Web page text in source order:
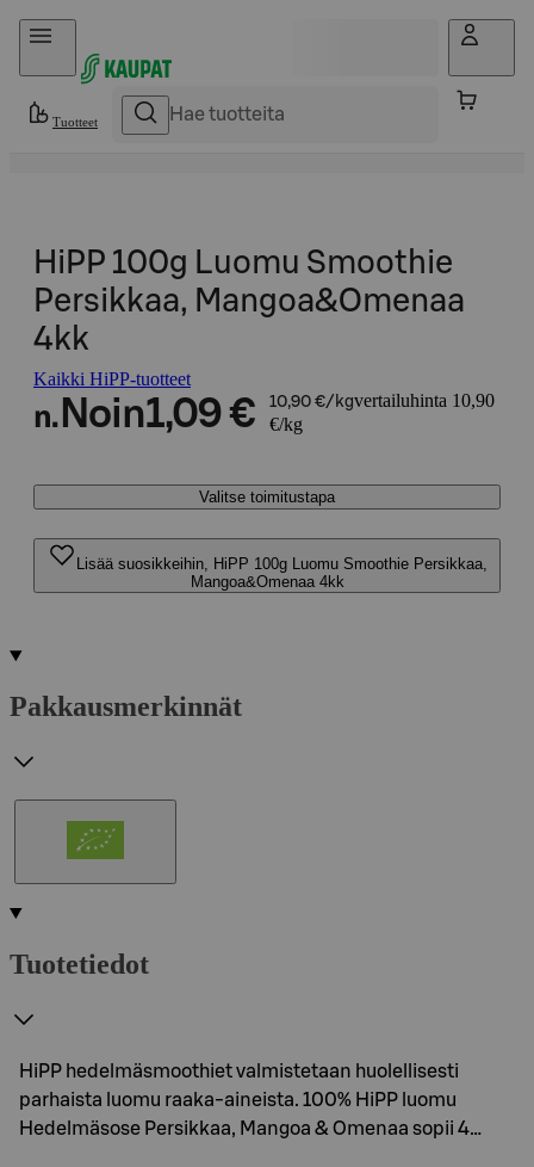
Hyppää sisältöön
Tuotteet
HiPP 100g Luomu Smoothie
Persikkaa, Mangoa&Omenaa
4kk
Kaikki HiPP-tuotteet
n. Noin1,09 € 10,90 €/kgvertailuhinta 10,90
€/kg
Valitse toimitustapa
Lisää suosikkeihin, HiPP 100g Luomu Smoothie Persikkaa,
Mangoa&Omenaa 4kk
Pakkausmerkinnät
Tuotetiedot
HiPP hedelmäsmoothiet valmistetaan huolellisesti
parhaista luomu raaka-aineista. 100% HiPP luomu
Hedelmäsose Persikkaa, Mangoa & Omenaa sopii 4…